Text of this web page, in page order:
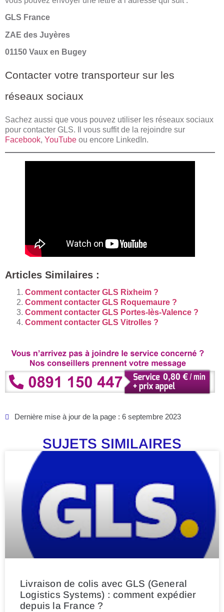
GLS France
ZAE des Juyères
01150 Vaux en Bugey
Contacter votre transporteur sur les
réseaux sociaux
Sachez aussi que vous pouvez utiliser les réseaux sociaux
pour contacter GLS. Il vous suffit de la rejoindre sur
Facebook, YouTube ou encore LinkedIn.
Articles Similaires :
Comment contacter GLS Rixheim ?
Comment contacter GLS Roquemaure ?
Comment contacter GLS Portes-lès-Valence ?
Comment contacter GLS Vitrolles ?
Dernière mise à jour de la page : 6 septembre 2023
SUJETS SIMILAIRES
Livraison de colis avec GLS (General
Logistics Systems) : comment expédier
depuis la France ?